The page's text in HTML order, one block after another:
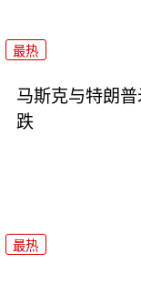
最热
马斯克与特朗
跌
最热